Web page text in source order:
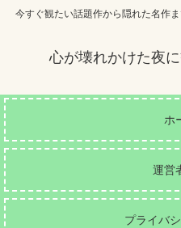
今すぐ観たい話題作から隠れた名作
心が壊れかけた夜
ホ
運営
プライバ